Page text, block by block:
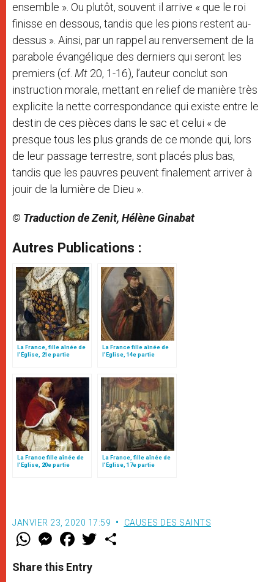
ensemble ». Ou plutôt, souvent il arrive « que le roi
finisse en dessous, tandis que les pions restent au-
dessus ». Ainsi, par un rappel au renversement de la
parabole évangélique des derniers qui seront les
premiers (cf. Mt 20, 1-16), l’auteur conclut son
instruction morale, mettant en relief de manière très
explicite la nette correspondance qui existe entre le
destin de ces pièces dans le sac et celui « de
presque tous les plus grands de ce monde qui, lors
de leur passage terrestre, sont placés plus bas,
tandis que les pauvres peuvent finalement arriver à
jouir de la lumière de Dieu ».
© Traduction de Zenit, Hélène Ginabat
Autres Publications :
La France, fille aînée de
l’Église, 21e partie
La France fille aînée de
l’Eglise, 14e partie
La France fille aînée de
l’Eglise, 20e partie
La France, fille aînée de
l’Église, 17e partie
JANVIER 23, 2020 17:59 CAUSES DES SAINTS
W
t
s
M
e
s
e
F
a
e
b
w
Share this Entry